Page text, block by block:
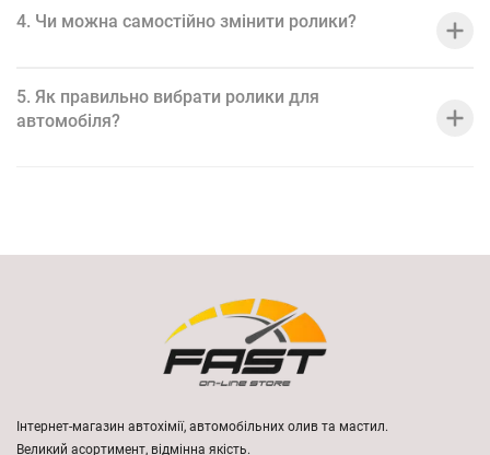
4. Чи можна самостійно змінити ролики?
5. Як правильно вибрати ролики для
автомобіля?
Інтернет-магазин автохімії, автомобільних олив та мастил.
Великий асортимент, відмінна якість.